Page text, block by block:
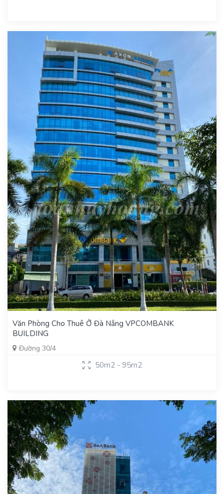
Văn Phòng Cho Thuê Ở Đà Nẵng VPCOMBANK
BUILDING
Đường 30/4
50m2 - 95m2